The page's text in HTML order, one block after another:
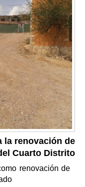
la renovación de
Cuarto Distrito
renovación de